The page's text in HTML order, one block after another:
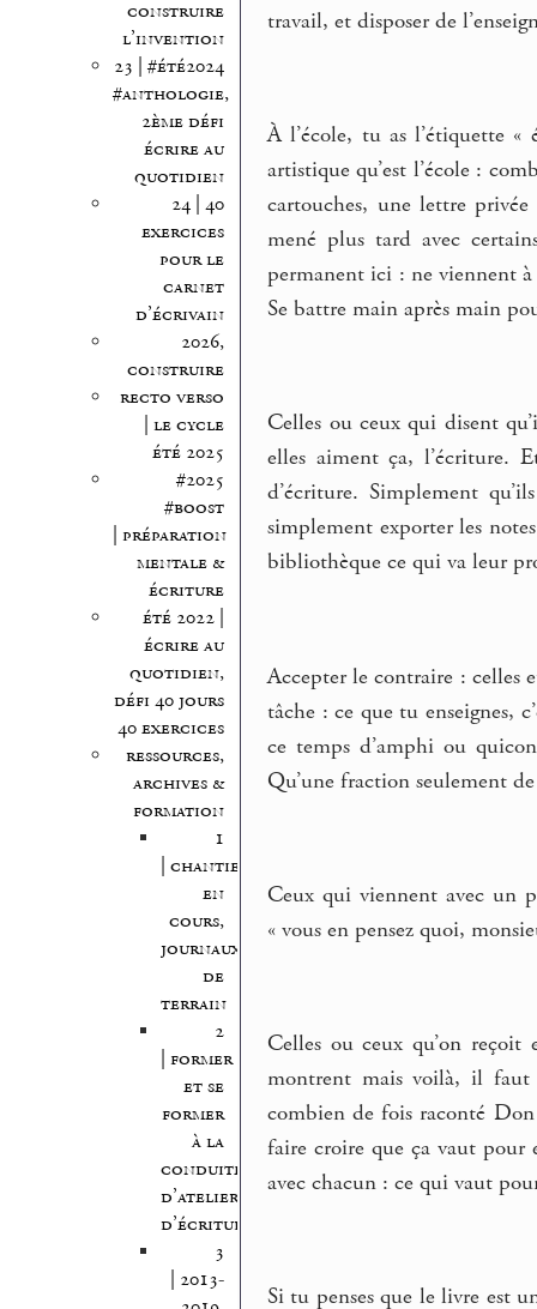
construire
l’invention
23 | #été2024
#anthologie,
2ème défi
écrire au
quotidien
24 | 40
exercices
pour le
carnet
d’écrivain
2026,
construire
recto verso
| le cycle
été 2025
#2025
#boost
| préparation
mentale &
écriture
été 2022 |
écrire au
quotidien,
défi 40 jours
40 exercices
ressources,
archives &
formation
1
| chantiers
en
cours,
journaux
de
terrain
2
| former
et se
former
à la
conduite
d’atelier
d’écriture
3
| 2013-
travail, et disposer de
À l’école, tu as l’étiquette
artistique qu’est l’école :
cartouches, une lettre
mené plus tard avec
permanent ici : ne viennent
Se battre main après main
Celles ou ceux qui disent
elles aiment ça, l’écriture.
d’écriture. Simplement
simplement exporter les
bibliothèque ce qui va leur
Accepter le contraire : celles
tâche : ce que tu enseignes,
ce temps d’amphi ou
Qu’une fraction seulement
Ceux qui viennent avec un
« vous en pensez quoi,
Celles ou ceux qu’on
montrent mais voilà, il faut
combien de fois raconté
faire croire que ça vaut pour
avec chacun : ce qui vaut
Si tu penses que le livre est